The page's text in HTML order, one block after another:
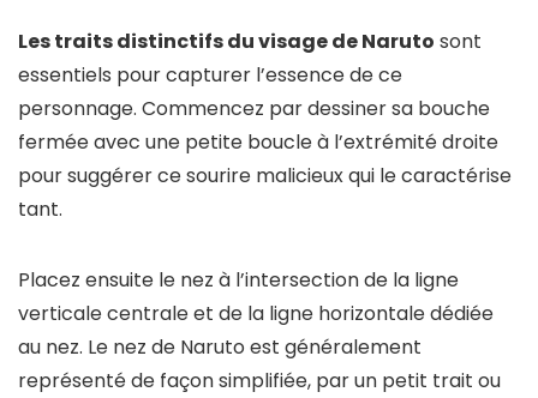
Les traits distinctifs du visage de Naruto sont
essentiels pour capturer l’essence de ce
personnage. Commencez par dessiner sa bouche
fermée avec une petite boucle à l’extrémité droite
pour suggérer ce sourire malicieux qui le caractérise
tant.
Placez ensuite le nez à l’intersection de la ligne
verticale centrale et de la ligne horizontale dédiée
au nez. Le nez de Naruto est généralement
représenté de façon simplifiée, par un petit trait ou